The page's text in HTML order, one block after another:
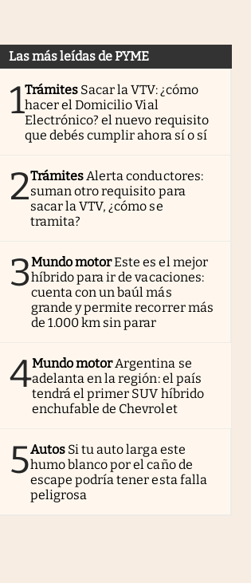
Las más leídas de PYME
1Trámites Sacar la VTV: ¿cómo
hacer el Domicilio Vial
Electrónico? el nuevo requisito
que debés cumplir ahora sí o sí
2TrámitesAlerta conductores:
suman otro requisito para
sacar la VTV, ¿cómo se
tramita?
3Mundo motorEste es el mejor
híbrido para ir de vacaciones:
cuenta con un baúl más
grande y permite recorrer más
de 1.000 km sin parar
4Mundo motorArgentina se
adelanta en la región: el país
tendrá el primer SUV híbrido
enchufable de Chevrolet
5Autos Si tu auto larga este
humo blanco por el caño de
escape podría tener esta falla
peligrosa